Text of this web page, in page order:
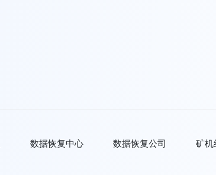
数据恢复中心 数据恢复公司 矿机